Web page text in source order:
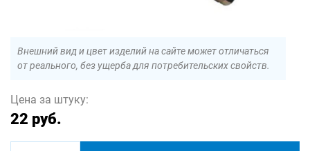
Внешний вид и цвет изделий на сайте может отличаться
от реального, без ущерба для потребительских свойств.
Цена за штуку:
22 руб.